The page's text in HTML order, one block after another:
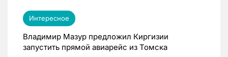
Интересное
Владимир Мазур предложил Киргизии
запустить прямой авиарейс из Томска